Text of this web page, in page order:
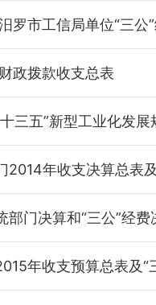
罗市工信局单位“三公
政拨款收支总表
三五”新型工业化发展
2014年收支决算总表
部门决算和“三公”经费
年收支预算总表及“